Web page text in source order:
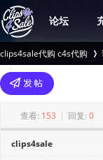
论坛
clips4sale代购 c4s代购
>
查看: 153 | 回复: 0
clips4sale